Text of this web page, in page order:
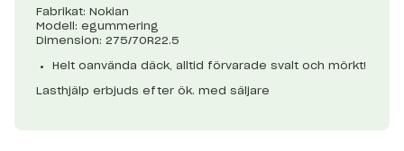
Fabrikat: Nokian
Modell: egummering
Dimension: 275/70R22.5
Helt oanvända däck, alltid förvarade svalt och mörkt!
Lasthjälp erbjuds efter ök. med säljare